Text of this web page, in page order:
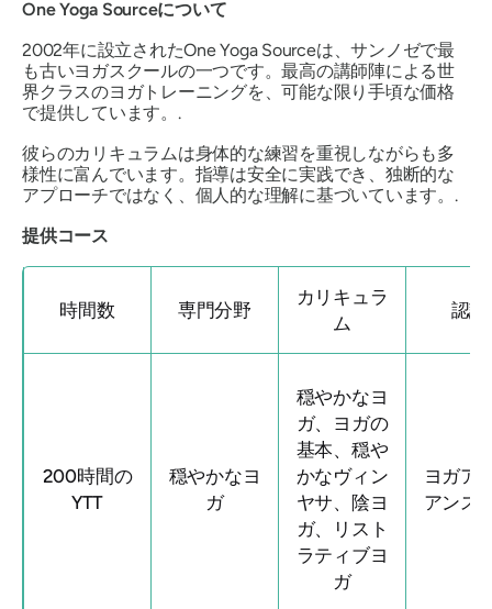
One Yoga Sourceについて
2002年に設立されたOne Yoga Sourceは、サンノゼで最
も古いヨガスクールの一つです。最高の講師陣による世
界クラスのヨガトレーニングを、可能な限り手頃な価格
で提供しています。.
彼らのカリキュラムは身体的な練習を重視しながらも多
様性に富んでいます。指導は安全に実践でき、独断的な
アプローチではなく、個人的な理解に基づいています。.
提供コース
時間数 専門分野
カリキュラ
ム
認証
200時間の
YTT
穏やかなヨ
ガ
穏やかなヨ
ガ、ヨガの
基本、穏や
かなヴィン
ヤサ、陰ヨ
ガ、リスト
ラティブヨ
ガ
ヨガア
アンス